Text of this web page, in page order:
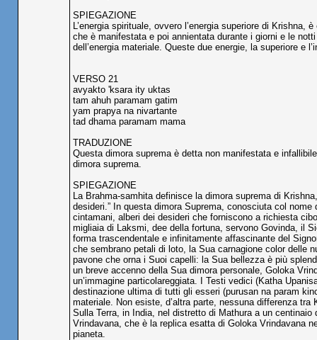
SPIEGAZIONE
L’energia spirituale, ovvero l’energia superiore di
che è manifestata e poi annientata durante i giorni e le
dell’energia materiale. Queste due energie, la superiore e
VERSO 21
avyakto 'ksara ity uktas
tam ahuh paramam gatim
yam prapya na nivartante
tad dhama paramam mama
TRADUZIONE
Questa dimora suprema è detta non manifestata e
dimora suprema.
SPIEGAZIONE
La Brahma-samhita definisce la dimora suprema di
desideri.” In questa dimora Suprema, conosciuta col
cintamani, alberi dei desideri che forniscono a richiesta
migliaia di Laksmi, dee della fortuna, servono Govinda, il
forma trascendentale e infinitamente affascinante del
che sembrano petali di loto, la Sua carnagione color delle
pavone che orna i Suoi capelli: la Sua bellezza è più
un breve accenno della Sua dimora personale, Goloka
un’immagine particolareggiata. I Testi vedici (Katha
destinazione ultima di tutti gli esseri (purusan na param
materiale. Non esiste, d’altra parte, nessuna differenza
Sulla Terra, in India, nel distretto di Mathura a un
Vrindavana, che è la replica esatta di Goloka Vrindavana
pianeta.